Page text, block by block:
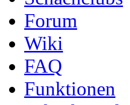
Forum
Wiki
FAQ
Funktionen